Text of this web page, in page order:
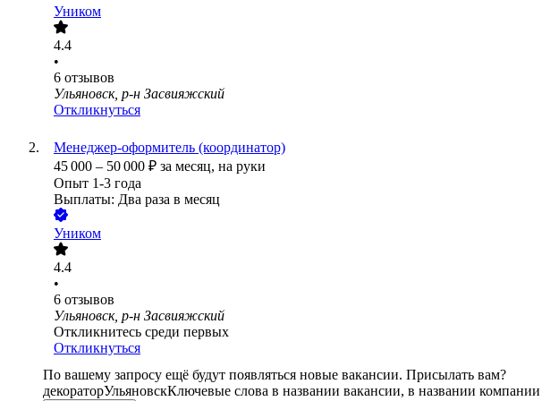
Уником
4.4
•
6 отзывов
Ульяновск, р-н Засвияжский
Откликнуться
Менеджер-оформитель (координатор)
45 000 – 50 000 ₽ за месяц, на руки
Опыт 1-3 года
Выплаты: Два раза в месяц
Уником
4.4
•
6 отзывов
Ульяновск, р-н Засвияжский
Откликнитесь среди первых
Откликнуться
По вашему запросу ещё будут появляться новые вакансии. Присылать вам?
декораторУльяновскКлючевые слова в названии вакансии, в названии